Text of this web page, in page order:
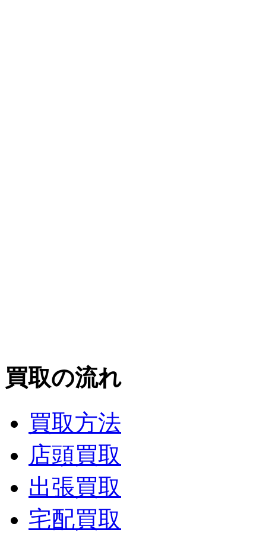
買取の流れ
買取方法
店頭買取
出張買取
宅配買取